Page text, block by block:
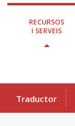
RECURSOS
I SERVEIS
Traductor